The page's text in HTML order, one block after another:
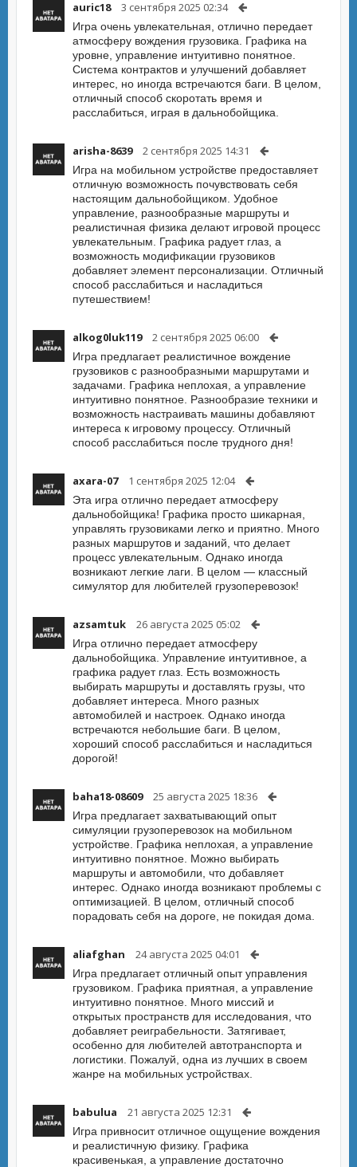
auric18 3 сентября 2025 02:34
Игра очень увлекательная, отлично передает
атмосферу вождения грузовика. Графика на
уровне, управление интуитивно понятное.
Система контрактов и улучшений добавляет
интерес, но иногда встречаются баги. В целом,
отличный способ скоротать время и
расслабиться, играя в дальнобойщика.
arisha-8639 2 сентября 2025 14:31
Игра на мобильном устройстве предоставляет
отличную возможность почувствовать себя
настоящим дальнобойщиком. Удобное
управление, разнообразные маршруты и
реалистичная физика делают игровой процесс
увлекательным. Графика радует глаз, а
возможность модификации грузовиков
добавляет элемент персонализации. Отличный
способ расслабиться и насладиться
путешествием!
alkog0luk119 2 сентября 2025 06:00
Игра предлагает реалистичное вождение
грузовиков с разнообразными маршрутами и
задачами. Графика неплохая, а управление
интуитивно понятное. Разнообразие техники и
возможность настраивать машины добавляют
интереса к игровому процессу. Отличный
способ расслабиться после трудного дня!
axara-07 1 сентября 2025 12:04
Эта игра отлично передает атмосферу
дальнобойщика! Графика просто шикарная,
управлять грузовиками легко и приятно. Много
разных маршрутов и заданий, что делает
процесс увлекательным. Однако иногда
возникают легкие лаги. В целом — классный
симулятор для любителей грузоперевозок!
azsamtuk 26 августа 2025 05:02
Игра отлично передает атмосферу
дальнобойщика. Управление интуитивное, а
графика радует глаз. Есть возможность
выбирать маршруты и доставлять грузы, что
добавляет интереса. Много разных
автомобилей и настроек. Однако иногда
встречаются небольшие баги. В целом,
хороший способ расслабиться и насладиться
дорогой!
baha18-08609 25 августа 2025 18:36
Игра предлагает захватывающий опыт
симуляции грузоперевозок на мобильном
устройстве. Графика неплохая, а управление
интуитивно понятное. Можно выбирать
маршруты и автомобили, что добавляет
интерес. Однако иногда возникают проблемы с
оптимизацией. В целом, отличный способ
порадовать себя на дороге, не покидая дома.
aliafghan 24 августа 2025 04:01
Игра предлагает отличный опыт управления
грузовиком. Графика приятная, а управление
интуитивно понятное. Много миссий и
открытых пространств для исследования, что
добавляет реиграбельности. Затягивает,
особенно для любителей автотранспорта и
логистики. Пожалуй, одна из лучших в своем
жанре на мобильных устройствах.
babulua 21 августа 2025 12:31
Игра привносит отличное ощущение вождения
и реалистичную физику. Графика
красивенькая, а управление достаточно